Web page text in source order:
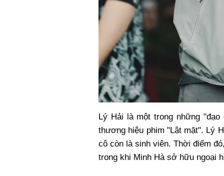
Lý Hải là một trong những
thương hiệu phim "Lật mặt". Lý
cô còn là sinh viên. Thời điểm
trong khi Minh Hà sở hữu ngoại